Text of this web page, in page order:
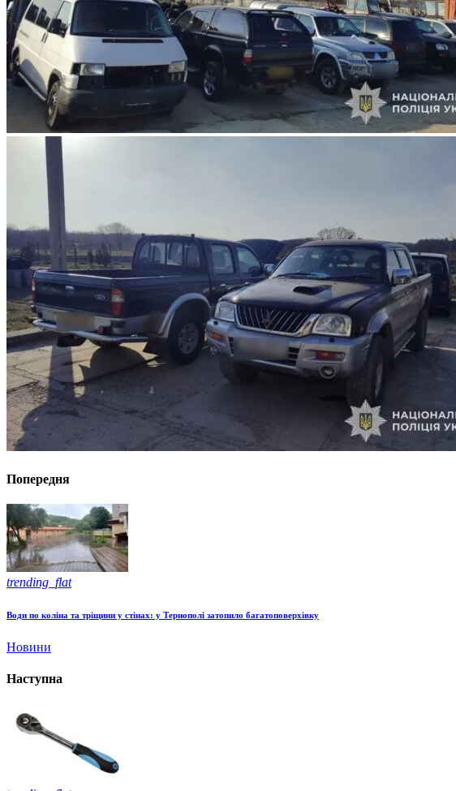
Попередня
trending_flat
Води по коліна та тріщини у стінах: у Тернополі затопило багатоповерхівку
Новини
Наступна